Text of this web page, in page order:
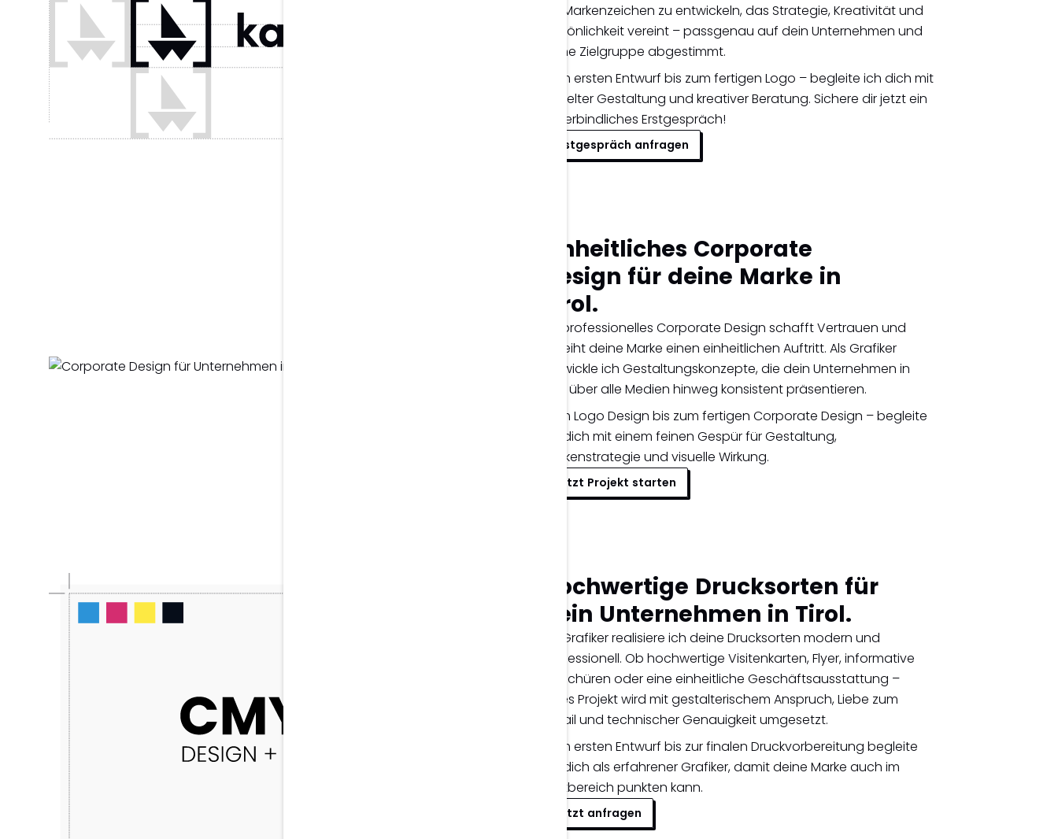
ein Markenzeichen zu entwickeln, das Strategie, Kreativität und
Persönlichkeit vereint – passgenau auf dein Unternehmen und
deine Zielgruppe abgestimmt.
Vom ersten Entwurf bis zum fertigen Logo – begleite ich dich mit
gezielter Gestaltung und kreativer Beratung. Sichere dir jetzt ein
unverbindliches Erstgespräch!
Erstgespräch anfragen
Einheitliches Corporate
Design für deine Marke in
Tirol.
Ein professionelles Corporate Design schafft Vertrauen und
verleiht deine Marke einen einheitlichen Auftritt. Als Grafiker
entwickle ich Gestaltungskonzepte, die dein Unternehmen in
Tirol über alle Medien hinweg konsistent präsentieren.
Vom Logo Design bis zum fertigen Corporate Design – begleite
ich dich mit einem feinen Gespür für Gestaltung,
Markenstrategie und visuelle Wirkung.
Jetzt Projekt starten
Hochwertige Drucksorten für
dein Unternehmen in Tirol.
Als Grafiker realisiere ich deine Drucksorten modern und
professionell. Ob hochwertige Visitenkarten, Flyer, informative
Broschüren oder eine einheitliche Geschäftsausstattung –
jedes Projekt wird mit gestalterischem Anspruch, Liebe zum
Detail und technischer Genauigkeit umgesetzt.
Vom ersten Entwurf bis zur finalen Druckvorbereitung begleite
ich dich als erfahrener Grafiker, damit deine Marke auch im
Printbereich punkten kann.
Jetzt anfragen